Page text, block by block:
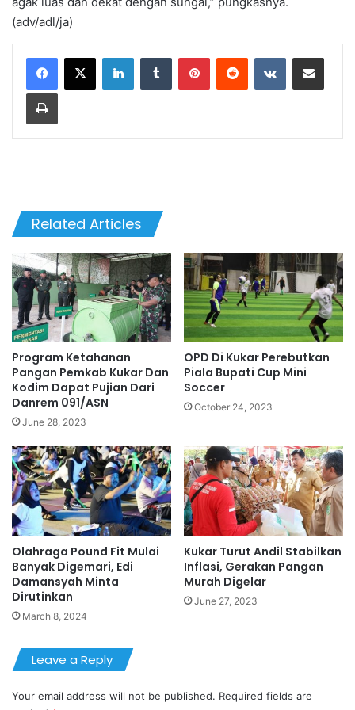
(adv/adl/ja)
LinkedInTumblr PinterestReddit VKontakteShare via Email
Print
Related Articles
Program Ketahanan
Pangan Pemkab Kukar Dan
Kodim Dapat Pujian Dari
Danrem 091/ASN
June 28, 2023
OPD Di Kukar Perebutkan
Piala Bupati Cup Mini
Soccer
October 24, 2023
Olahraga Pound Fit Mulai
Banyak Digemari, Edi
Damansyah Minta
Dirutinkan
March 8, 2024
Kukar Turut Andil Stabilkan
Inflasi, Gerakan Pangan
Murah Digelar
June 27, 2023
Leave a Reply
Your email address will not be published. Required fields are